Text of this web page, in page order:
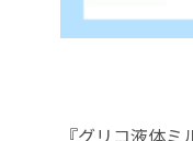
『グリコ液体